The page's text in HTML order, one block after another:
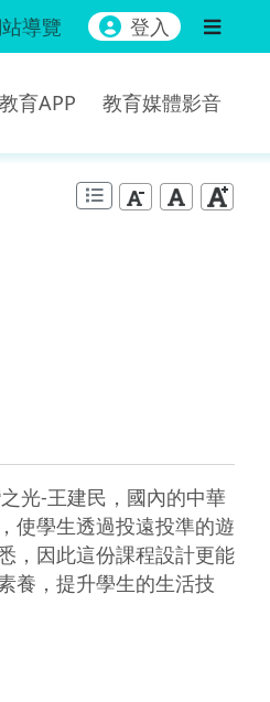
導覽 登入
教育APP 教育媒體影音
光-王建民，國內的中華
使學生透過投遠投準的遊
，因此這份課程設計更能
養，提升學生的生活技